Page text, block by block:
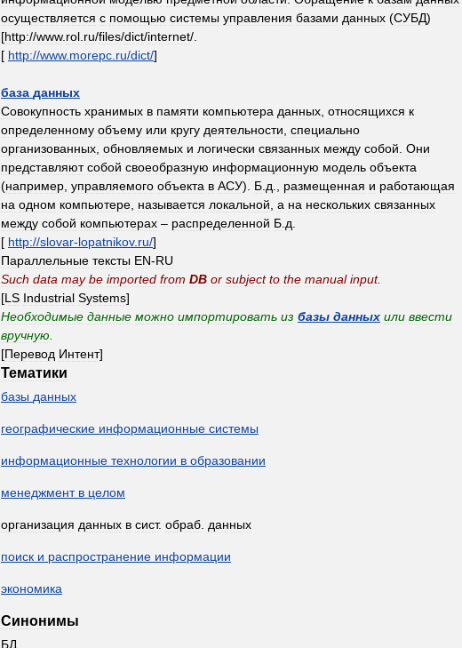
осуществляется с помощью системы управления базами данных (СУБД)
[http://www. rol ru/files/dict/internet/.
[ http://www. morepc ru/dict/]
база данных
Совокупность хранимых в памяти компьютера данных относящихся к
определенному объему или кругу деятельности специально
организованных обновляемых и логически связанных между собой Они
представляют собой своеобразную информационную модель объекта
(например управляемого объекта в АСУ). Б д размещенная и работающая
на одном компьютере называется локальной а на нескольких связанных
между собой компьютерах – распределенной Б д
[ http://slovar-lopatnikov. ru/]
Параллельные тексты EN-RU
Such data may be imported from DB or subject to the manual input.
[LS Industrial Systems]
Необходимые данные можно импортировать из базы данных или ввести
вручную
[Перевод Интент]
Тематики
базы данных
географические информационные системы
информационные технологии в образовании
менеджмент в целом
организация данных в сист. обраб данных
поиск и распространение информации
экономика
Синонимы
БД